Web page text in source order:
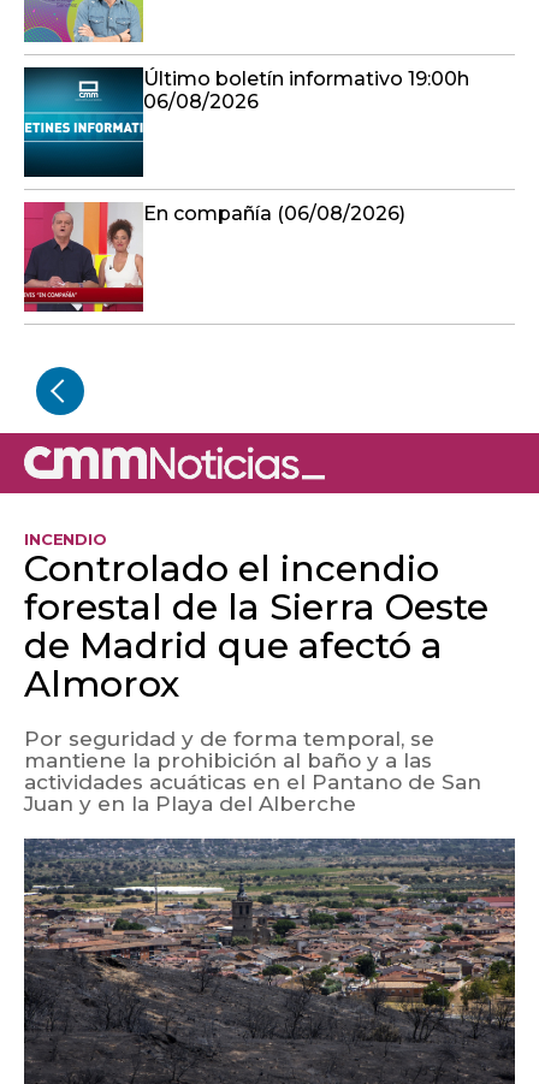
Último boletín informativo 19:00h
06/08/2026
En compañía (06/08/2026)
INCENDIO
Controlado el incendio
forestal de la Sierra Oeste
de Madrid que afectó a
Almorox
Por seguridad y de forma temporal, se
mantiene la prohibición al baño y a las
actividades acuáticas en el Pantano de San
Juan y en la Playa del Alberche